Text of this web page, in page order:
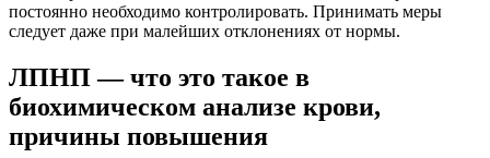
постоянно необходимо контролировать. Принимать меры
следует даже при малейших отклонениях от нормы.
ЛПНП — что это такое в
биохимическом анализе крови,
причины повышения